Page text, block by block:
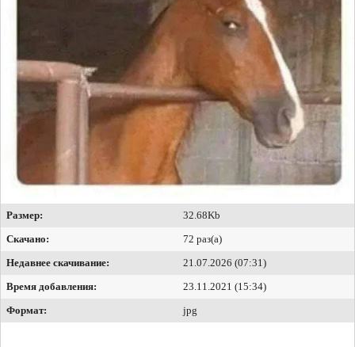
Размер:
32.68Kb
Скачано:
72 раз(а)
Недавнее скачивание:
21.07.2026 (07:31)
Время добавления:
23.11.2021 (15:34)
Формат:
jpg